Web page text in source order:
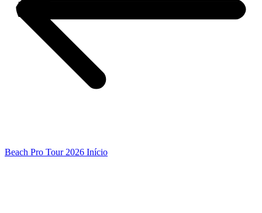
Beach Pro Tour 2026 Início